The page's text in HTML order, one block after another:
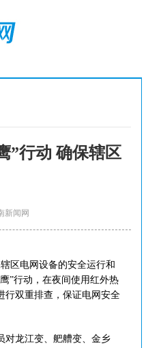
”行动 确保辖区
新闻网
区电网设备的安全运行和
”行动，在夜间使用红外热
行双重排查，保证电网安全
对龙江变、舥艚变、金乡